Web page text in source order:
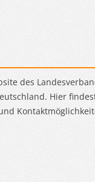
des
Hier